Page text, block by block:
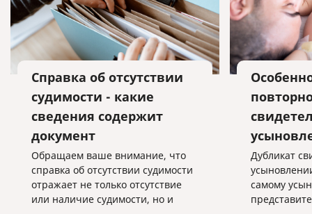
Справка об отсутствии
судимости - какие
сведения содержит
документ
Обращаем ваше внимание, что
справка об отсутствии судимости
отражает не только отсутствие
или наличие судимости, но и
Дубликат
самому